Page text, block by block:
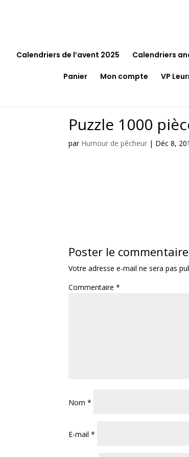
Calendriers de l’avent 2025 Calendriers
Panier Mon compte VP
Puzzle 1000
par Humour de pêcheur | Déc 8,
Poster le commentaire
Votre adresse e-mail ne sera pas
Commentaire*
Nom*
E-mail*